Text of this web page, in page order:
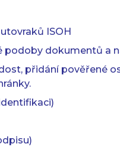
ISOH
podoby dokumentů a
přidání pověřené